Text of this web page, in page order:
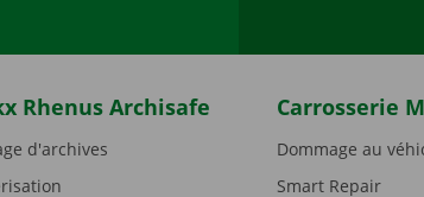
Rhenus Archisafe
d'archives
Carrosserie
Dommage au
Smart Repair